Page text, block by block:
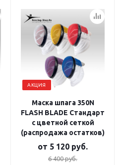
АКЦИЯ
Маска шпага 350N
FLASH BLADE Стандарт
с цветной сеткой
(распродажа остатков)
от 5 120 руб.
6 400 руб.